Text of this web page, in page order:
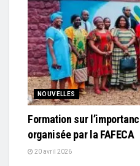
NOUVELLES
Formation sur
organisée par la FAFECA
20 avril 2026